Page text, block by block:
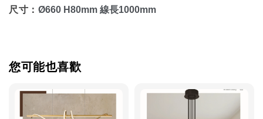
尺寸： Ø660 H80mm 線長1000mm
您可能也喜歡